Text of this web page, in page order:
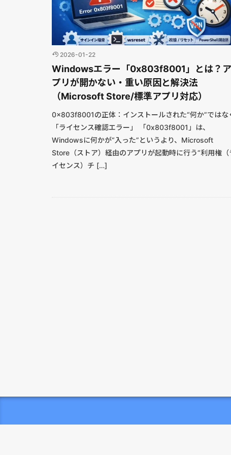
2026-01-22
Windowsエラー「0x803f8001」とは？ア
プリが開かない・重い原因と解決法
（Microsoft Store/標準アプリ対応）
0x803f8001の正体：インストールされた“何か”ではな
「ライセンス確認エラー」 「0x803f8001」は、
Windowsに何かが“入った”というより、Microsoft
Store（ストア）経由のアプリが起動時に行う“利用権（
イセンス）チ […]